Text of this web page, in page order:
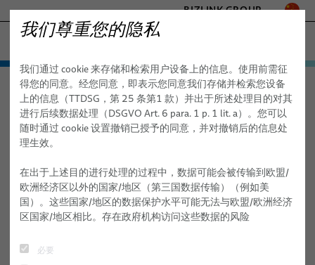
BIZLINK GROUP
医疗
海事
交通
半导体技术
通讯与网络
- ENGINEERED SOLUTIONS
SILICONE CABLE SOLUTIONS
产品与服务
自动化与驱动
FieldLink® 电缆
服务
管线包系统
工厂自动化与机械 产品与服务 机械 线缆 定制混合线缆
定制混合线缆和线缆组件
我们尊重您的隐私
我们通过 cookie 来存储和检索用户设备上的信息。使用前需征
得您的同意。经您同意，即表示您同意我们存储并检索您设备
上的信息（TTDSG，第 25 条第1 款）并出于所述处理目的对其
进行后续数据处理（DSGVO Art. 6 para. 1 p. 1 lit. a）。您可以
随时通过 cookie 设置撤销已授予的同意，并对撤销后的信息处
理生效。
在出于上述目的进行处理的过程中，数据可能会被传输到欧盟/
欧洲经济区以外的国家/地区（第三国数据传输）（例如美
国）。这些国家/地区的数据保护水平可能无法与欧盟/欧洲经济
区国家/地区相比。存在政府机构访问这些数据的风险
必要